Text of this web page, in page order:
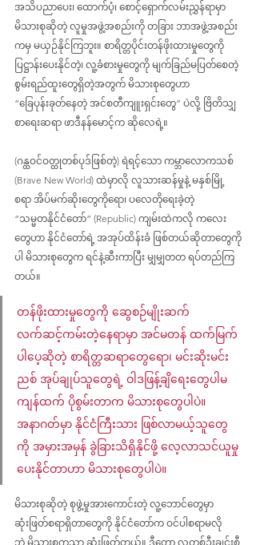
အသိပညာပေး၊ ‌ထောက်ပံ့၊ စောင့်ရှောက်လမ်းညွှန်ရာမှာ
မိသားစုဆိုတဲ့ လူမှုအဖွဲ့အစည်းကို တခြား ဘာအဖွဲ့အစည်း
ကမှ မယှဉ်နိုင်ကြဘူး။ စာရိတ္တပိုင်းတန်ဖိုးထားမှုတွေကို
ပြဋ္ဌာန်းပေးနိုင်တဲ့၊ လူ့ခံစားမှုတွေကို မျက်ခြည်မပြတ်စေတဲ့
စွမ်းရည်ထူးတွေရှိတဲ့အတွက် မိသားစုတွေဟာ
“ခြေပုန်းခုတ်နေတဲ့ အင်စတီကျူးရှင်းတွေ” ပဲလို့ ဗြိတိသျှ
စာရေးဆရာ ဖာဒီနန်မောင့်က ဆိုလေရဲ့။
(ဂန္ထဝင်ဝတ္ထုတစ်ပုဒ်ဖြစ်တဲ့) ရဲရင့်သော ကမ္ဘာလောကသစ်
(Brave New World) ထဲမှာလို လူသားဆန်မှုနဲ့ မနှစ်မြို့
စရာ အိပ်မက်ဆိုးတွေကိုရော၊ ပလေတိုရေးခဲ့တဲ့
“သမ္မတနိုင်ငံတော်” (Republic) ကျမ်းထဲကလို ကလေး
တွေဟာ နိုင်ငံတော်ရဲ့ အအုပ်ထိန်းခံ ဖြစ်တယ်ဆိုတာတွေကို
ပါ မိသားစုတွေက ရင်နဲ့ဆီးကာပြီး မျှမျှတတ ရပ်တည်ကြ
တယ်။
တန်ဖိုးထားမှုတွေကို ဆွေစဉ်မျိုးဆက်
လက်ဆင့်ကမ်းတဲ့နေရာမှာ အင်မတန် ထက်မြက်
ပါပေ့ဆိုတဲ့ စာရိတ္တဆရာတွေရော၊ မင်းဆိုးမင်း
ညစ် အုပ်ချုပ်သူတွေရဲ့ ဝါဒဖြန့်ချိရေးတွေပါမ
ကျန်ထက် ပိုစွမ်းတာက မိသားစုတွေပါပဲ။
အနာဂတ်မှာ နိုင်ငံကြီးသား ဖြစ်လာမယ့်သူတွေ
ကို အမှားအမှန် ခွဲခြားသိရှိနိုင်ဖို့ လေ့လာသင်ယူမှု
ပေးနိုင်တာဟာ မိသားစုတွေပါပဲ။
မိသားစုဆိုတဲ့ စုဖွဲ့မှုအားကောင်းတဲ့ လူ့ဘောင်တွေမှာ
ဆုံးဖြတ်စရာရှိတာတွေကို နိုင်ငံတော်က ဝင်ပါစရာမလို
ဘဲ မိသားစုကသာ ဆုံးဖြတ်တယ်။ ဒီတော့ လူတစ်ဦးချင်းစီ